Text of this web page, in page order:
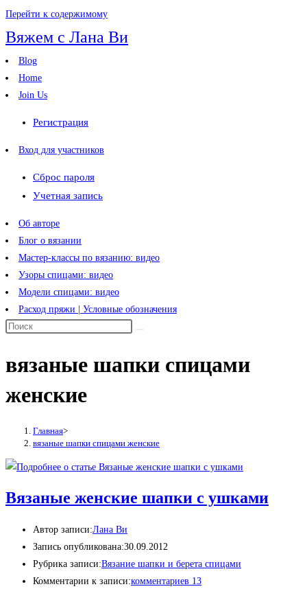
Перейти к содержимому
Вяжем с Лана Ви
Blog
Home
Join Us
Регистрация
Вход для участников
Сброс пароля
Учетная запись
Об авторе
Блог о вязании
Мастер-классы по вязанию: видео
Узоры спицами: видео
Модели спицами: видео
Расход пряжи | Условные обозначения
вязаные шапки спицами
женские
Главная>
вязаные шапки спицами женские
Вязаные женские шапки с ушками
Автор записи:Лана Ви
Запись опубликована:30.09.2012
Рубрика записи:Вязание шапки и берета спицами
Комментарии к записи:комментариев 13